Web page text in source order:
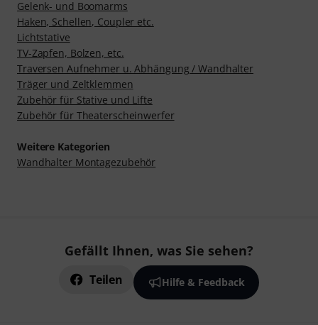
Gelenk- und Boomarms
Haken, Schellen, Coupler etc.
Lichtstative
TV-Zapfen, Bolzen, etc.
Traversen Aufnehmer u. Abhängung / Wandhalter
Träger und Zeltklemmen
Zubehör für Stative und Lifte
Zubehör für Theaterscheinwerfer
Weitere Kategorien
Wandhalter Montagezubehör
Gefällt Ihnen, was Sie sehen?
Teilen Hilfe & Feedback